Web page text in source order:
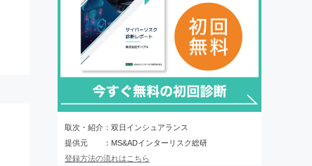
取次・紹介：双日インシュアランス
提供元 ：MS&ADインターリスク総研
登録方法の流れはこちら